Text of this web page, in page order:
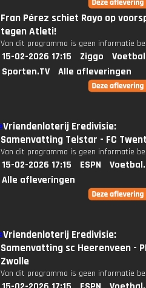
Fran Pérez schiet Rayo op
tegen Atleti!
Van dit programma is geen informatie
15-02-2026 17:15 Ziggo
Sporten.TV
Alle afleveringen
Vriendenloterij Eredivisie:
Samenvatting Telstar - FC
Van dit programma is geen informatie
15-02-2026 17:15 ESPN
Alle afleveringen
Vriendenloterij Eredivisie:
Samenvatting sc Heerenveen -
Zwolle
Van dit programma is geen informatie